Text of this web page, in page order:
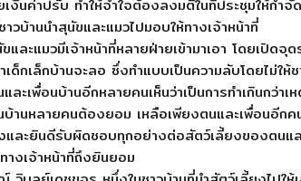
งินค่าปรับ ทำให้จำใจต้องลงมติในที่ประชุมให้กำ
วบ้านนำสุนัขและแมวไปมอบให้ทางเจ้าหน้าที่
และแมวมีเจ้าหน้าที่หลายฝ่ายเข้ามาเอา โดยเปิดจุ
กเล็กบ้านจะลอ ซึ่งทำแบบเป็นความลับโดยไม่ให้ช
ละเพื่อนบ้านอีกหลายคนเห็นว่าเป็นการทำเกินกว่า
บ้านหลายคนต้องยอม เหลือเพียงตนและเพื่อนอีก
งและยินดีรับผิดชอบทุกอย่างต่อสัตว์เลี้ยงของตนแ
งเจ้าหน้าที่ถึงยินยอม